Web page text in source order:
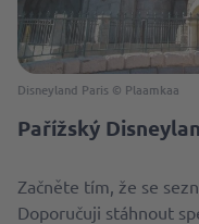
Disneyland Paris © Plaamkaa
Pařížský
Začněte tím, že se
Doporučuji stáhnout